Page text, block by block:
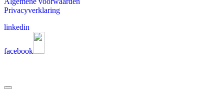
Privacyverklaring
linkedin
facebook